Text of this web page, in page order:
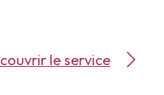
le service